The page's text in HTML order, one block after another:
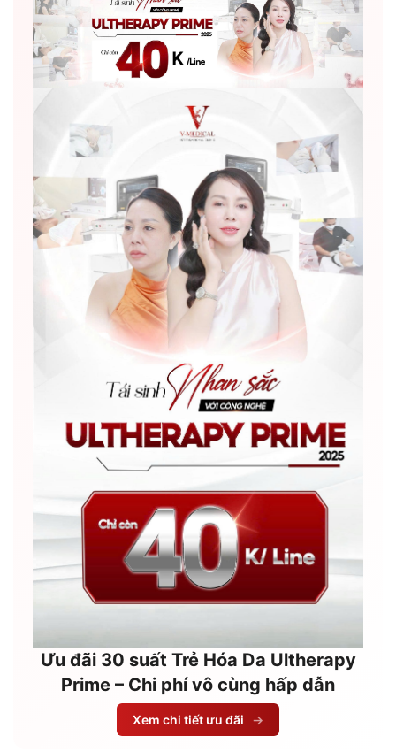
Ưu đãi 30 suất Trẻ Hóa Da Ultherapy
Prime – Chi phí vô cùng hấp dẫn
Xem chi tiết ưu đãi →